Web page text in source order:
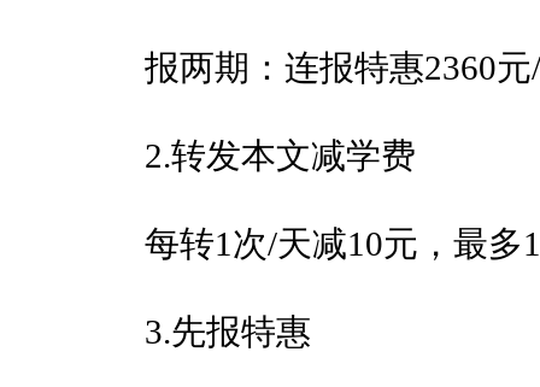
报两期：连报特惠2360
2.转发本文减学费
每转1次/天减10元，最多
3.先报特惠